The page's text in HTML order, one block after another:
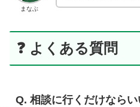
まなぶ
❓ よくある質問
Q. 相談に行くだけならい